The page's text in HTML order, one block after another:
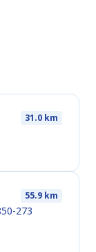
31.0 km
55.9 km
273